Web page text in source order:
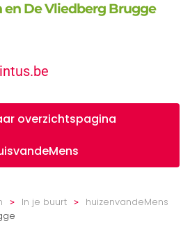
en De Vliedberg Brugge
overzichtspagina
In je buurt
huizenvandeMens